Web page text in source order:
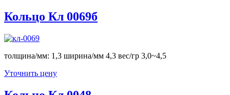
Кольцо Кл 0069б
толщина/мм: 1,3 ширина/мм 4,3 вес/гр 3,0~4,5
Уточнить цену